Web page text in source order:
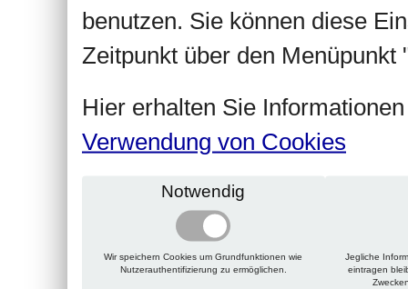
benutzen. Sie können diese
Zeitpunkt über den Menüpunkt
Hier erhalten Sie
Verwendung von Cookies
Notwendig
Wir speichern Cookies um Grundfunktionen wie
Nutzerauthentifizierung zu ermöglichen.
Jegliche
eintragen